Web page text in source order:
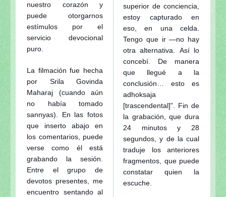
nuestro corazón y
puede otorgarnos
estímulos por el
servicio devocional
puro.
La filmación fue hecha
por Srila Govinda
Maharaj (cuando aún
no había tomado
sannyas). En las fotos
que inserto abajo en
los comentarios, puede
verse como él está
grabando la sesión.
Entre el grupo de
devotos presentes, me
encuentro sentando al
superior de conciencia,
estoy capturado en
eso, en una celda.
Tengo que ir —no hay
otra alternativa. Así lo
concebí. De manera
que llegué a la
conclusión… esto es
adhoksaja
[trascendental]”. Fin de
la grabación, que dura
24 minutos y 28
segundos, y de la cual
traduje los anteriores
fragmentos, que puede
constatar quien la
escuche.